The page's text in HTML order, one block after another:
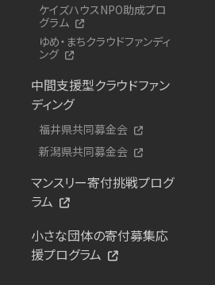
ケイズハウスNPO助成プロ
グラム
ゆめ・まちクラウドファンディ
ング
中間支援型クラウドファン
ディング
福井県共同募金会
新潟県共同募金会
マンスリー寄付挑戦プログ
ラム
小さな団体の寄付募集応
援プログラム